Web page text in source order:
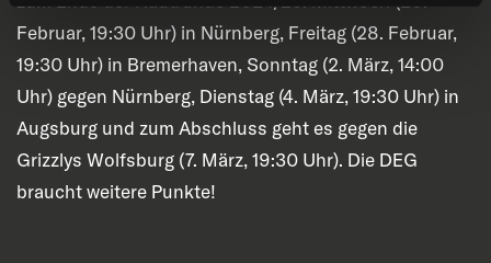
Februar, 19:30 Uhr) in Nürnberg, Freitag (28. Februar,
19:30 Uhr) in Bremerhaven, Sonntag (2. März, 14:00
Uhr) gegen Nürnberg, Dienstag (4. März, 19:30 Uhr) in
Augsburg und zum Abschluss geht es gegen die
Grizzlys Wolfsburg (7. März, 19:30 Uhr). Die DEG
braucht weitere Punkte!